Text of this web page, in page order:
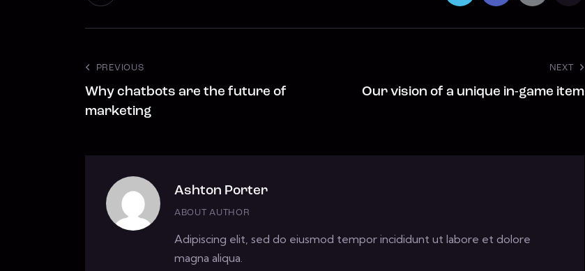
PREVIOUS
Why chatbots are the future of
marketing
NEXT
Our vision of a unique in-game item
Ashton Porter
ABOUT AUTHOR
Adipiscing elit, sed do eiusmod tempor incididunt ut labore et dolore
magna aliqua.